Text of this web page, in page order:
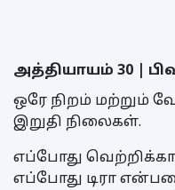
அத்தியாயம் 30 |
ஒரே நிறம் மற்றும்
இறுதி நிலைகள்.
எப்போது
எப்போது டிரா